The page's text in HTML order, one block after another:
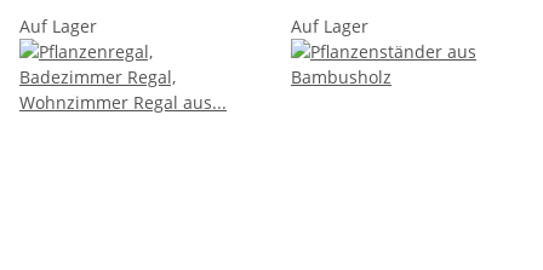
Auf Lager Auf Lager